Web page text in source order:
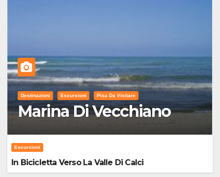
Destinazioni Escursioni Pisa Da Visitare
Marina Di Vecchiano
Escursioni
In Bicicletta Verso La Valle Di Calci